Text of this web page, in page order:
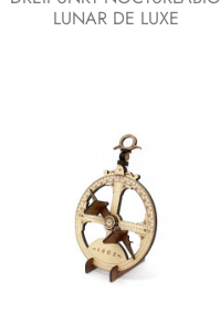
LUNAR DE LUXE